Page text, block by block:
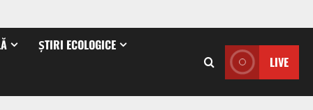
ȘTIRI ECOLOGICE
LIVE